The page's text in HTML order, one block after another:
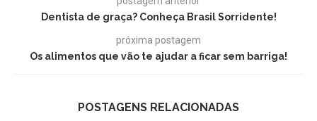
Dentista de graça? Conheça Brasil Sorridente!
próxima postagem
Os alimentos que vão te ajudar a ficar sem barriga!
POSTAGENS RELACIONADAS